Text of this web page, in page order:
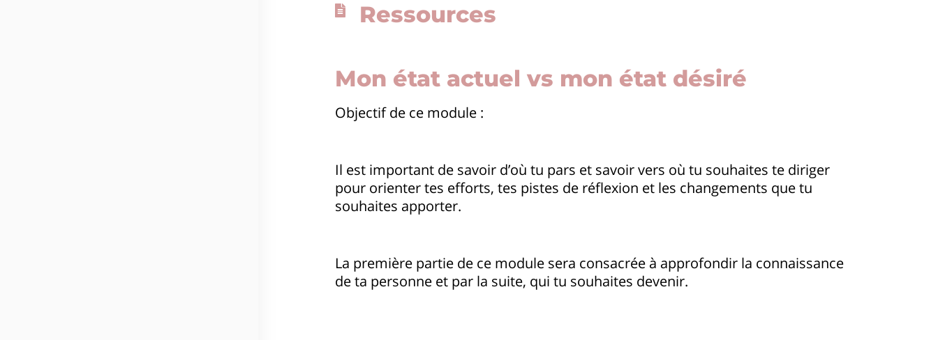
Ressources
Mon état actuel vs mon état désiré
Objectif de ce module :
Il est important de savoir d’où tu pars et savoir vers où tu souhaites te diriger
pour orienter tes efforts, tes pistes de réflexion et les changements que tu
souhaites apporter.
La première partie de ce module sera consacrée à approfondir la connaissance
de ta personne et par la suite, qui tu souhaites devenir.